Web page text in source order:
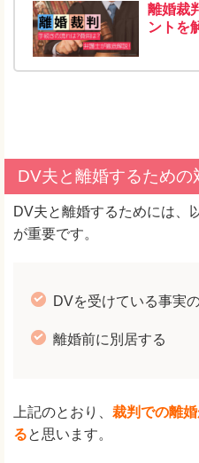
離婚裁
ントを
DV夫と離婚するための
DV夫と離婚するためには、
が重要です。
DVを受けている事実
離婚前に別居する
上記のとおり、 裁判での離
ると思います。